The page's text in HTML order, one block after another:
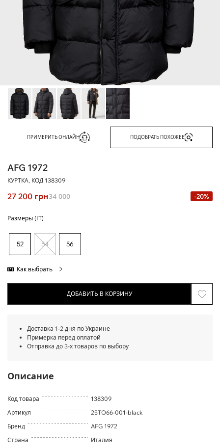
ПРИМЕРИТЬ ОНЛАЙН ПОДОБРАТЬ ПОХОЖЕЕ
AFG 1972
КУРТКА, КОД 138309
27 200 грн34 000 -20%
Размеры (IT)
52 54 56
Как выбрать
ДОБАВИТЬ В КОРЗИНУ
Доставка 1-2 дня по Украине
Примерка перед оплатой
Отправка до 3-х товаров по выбору
Описание
Код товара
138309
Артикул
25TO66-001-black
Бренд
AFG 1972
Страна
Италия